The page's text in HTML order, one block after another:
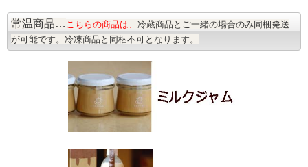
常温商品… こちらの商品は、 冷蔵商品とご一緒の場合のみ同梱発送
が可能です。冷凍商品と同梱不可となります。